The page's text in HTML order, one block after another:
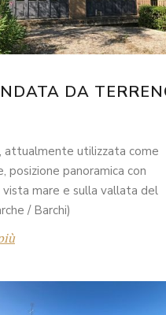
DA
attualmente utilizzata come
posizione panoramica con
vista mare e sulla vallata del
/ Barchi)